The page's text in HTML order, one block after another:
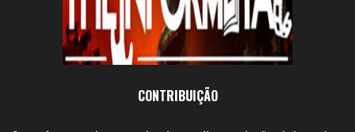
CONTRIBUIÇÃO